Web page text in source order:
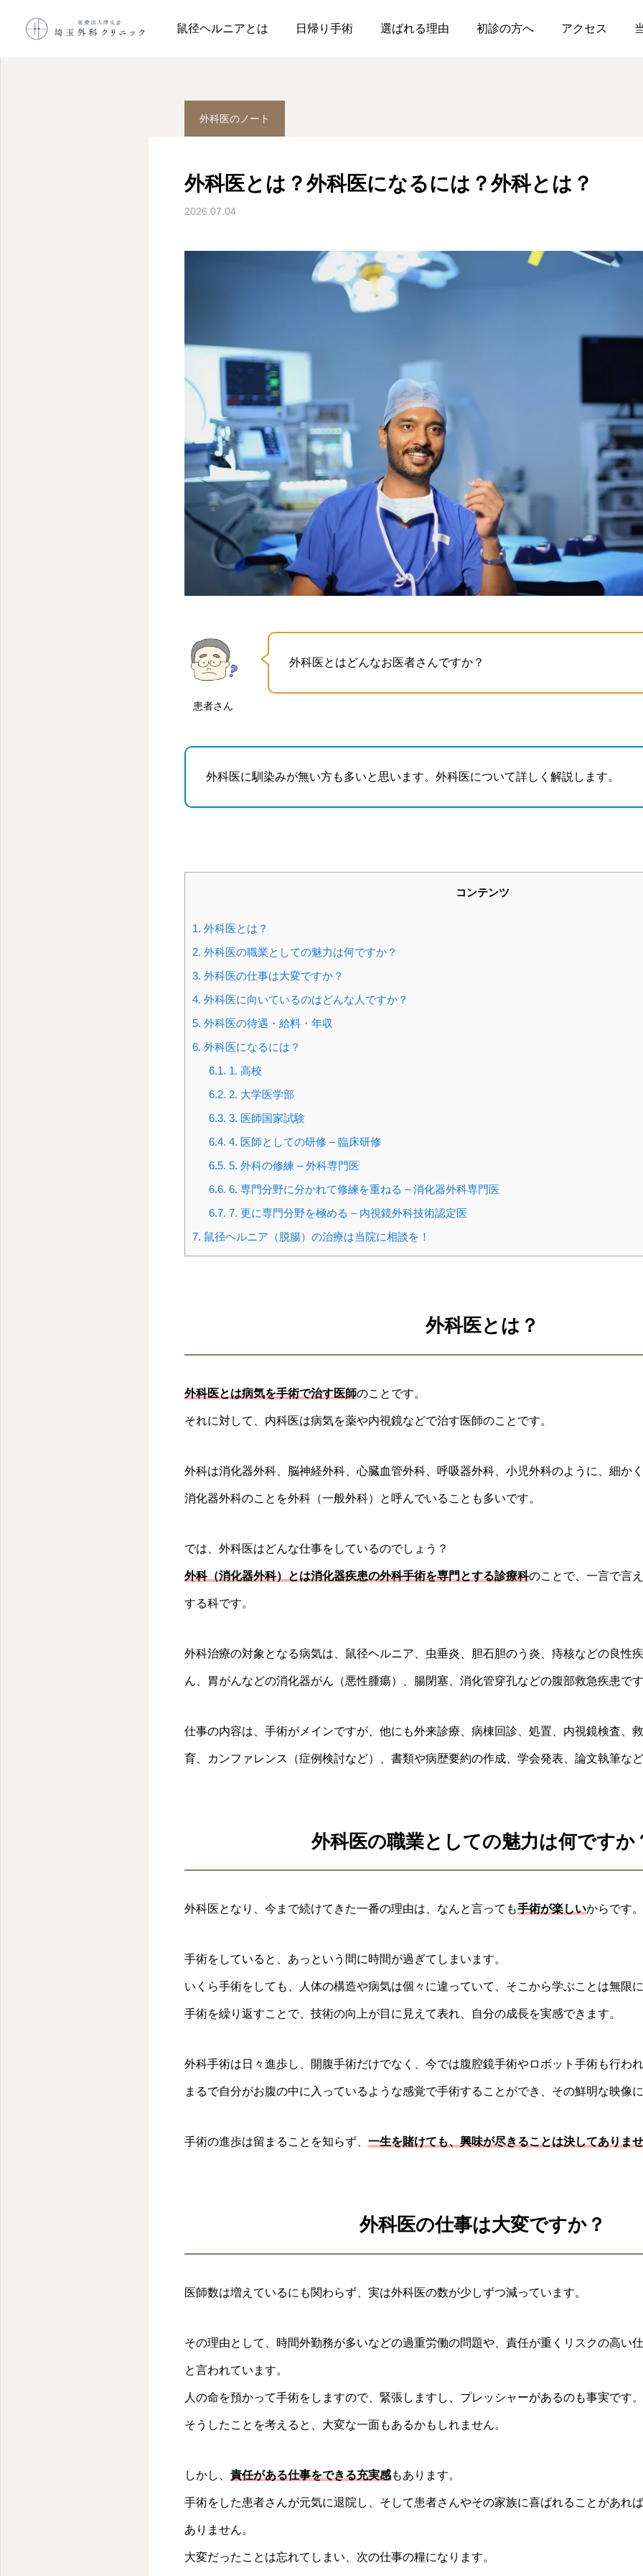
鼠径ヘルニアとは 日帰り手術 選ばれる理由 初診の方へ アクセス
院長コラム 外科医のノート 外科医とは？外科医になるには？外科とは？
外科医のノート
外科医とは？外科医になるには？外科とは？
2026.07.04
患者さん
外科医とはどんなお医者さんですか？
外科医に馴染みが無い方も多いと思います。外科医について詳しく解説します。
コンテンツ
1. 外科医とは？
2. 外科医の職業としての魅力は何ですか？
3. 外科医の仕事は大変ですか？
4. 外科医に向いているのはどんな人ですか？
5. 外科医の待遇・給料・年収
6. 外科医になるには？
6.1. 1. 高校
6.2. 2. 大学医学部
6.3. 3. 医師国家試験
6.4. 4. 医師としての研修 – 臨床研修
6.5. 5. 外科の修練 – 外科専門医
6.6. 6. 専門分野に分かれて修練を重ねる – 消化器外科専門医
6.7. 7. 更に専門分野を極める – 内視鏡外科技術認定医
7. 鼠径ヘルニア（脱腸）の治療は当院に相談を！
外科医とは？
外科医とは病気を手術で治す医師のことです。
それに対して、内科医は病気を薬や内視鏡などで治す医師のことです。
外科は消化器外科、脳神経外科、心臓血管外科、呼吸器外科、小児外科のように、細か
消化器外科のことを外科（一般外科）と呼んでいることも多いです。
では、外科医はどんな仕事をしているのでしょう？
外科（消化器外科）とは消化器疾患の外科手術を専門とする診療科のことで、一言で言
する科です。
外科治療の対象となる病気は、鼠径ヘルニア、虫垂炎、胆石胆のう炎、痔核などの良性
ん、胃がんなどの消化器がん（悪性腫瘍）、腸閉塞、消化管穿孔などの腹部救急疾患で
仕事の内容は、手術がメインですが、他にも外来診療、病棟回診、処置、内視鏡検査、
育、カンファレンス（症例検討など）、書類や病歴要約の作成、学会発表、論文執筆な
外科医の職業としての魅力は何ですか
外科医となり、今まで続けてきた一番の理由は、なんと言っても手術が楽しいからです。
手術をしていると、あっという間に時間が過ぎてしまいます。
いくら手術をしても、人体の構造や病気は個々に違っていて、そこから学ぶことは無限
手術を繰り返すことで、技術の向上が目に見えて表れ、自分の成長を実感できます。
外科手術は日々進歩し、開腹手術だけでなく、今では腹腔鏡手術やロボット手術も行わ
まるで自分がお腹の中に入っているような感覚で手術することができ、その鮮明な映像
手術の進歩は留まることを知らず、 一生を賭けても、興味が尽きることは決してありま
外科医の仕事は大変ですか？
医師数は増えているにも関わらず、実は外科医の数が少しずつ減っています。
その理由として、時間外勤務が多いなどの過重労働の問題や、責任が重くリスクの高い
と言われています。
人の命を預かって手術をしますので、緊張しますし、プレッシャーがあるのも事実です。
そうしたことを考えると、大変な一面もあるかもしれません。
しかし、 責任がある仕事をできる充実感もあります。
手術をした患者さんが元気に退院し、そして患者さんやその家族に喜ばれることがあれ
ありません。
大変だったことは忘れてしまい、次の仕事の糧になります。